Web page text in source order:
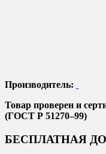
Производитель:
Товар проверен и
(ГОСТ Р 51270–99)
БЕСПЛАТНАЯ